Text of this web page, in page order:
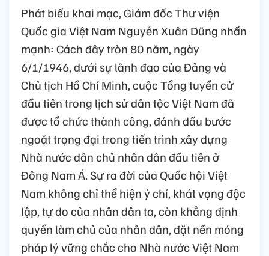
Phát biểu khai mạc, Giám đốc Thư viện
Quốc gia Việt Nam Nguyễn Xuân Dũng nhấn
mạnh: Cách đây tròn 80 năm, ngày
6/1/1946, dưới sự lãnh đạo của Đảng và
Chủ tịch Hồ Chí Minh, cuộc Tổng tuyển cử
đầu tiên trong lịch sử dân tộc Việt Nam đã
được tổ chức thành công, đánh dấu bước
ngoặt trọng đại trong tiến trình xây dựng
Nhà nước dân chủ nhân dân đầu tiên ở
Đông Nam Á. Sự ra đời của Quốc hội Việt
Nam không chỉ thể hiện ý chí, khát vọng độc
lập, tự do của nhân dân ta, còn khẳng định
quyền làm chủ của nhân dân, đặt nền móng
pháp lý vững chắc cho Nhà nước Việt Nam